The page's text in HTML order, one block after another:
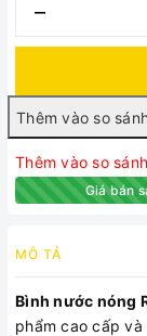
–
Thêm vào so sánh
Giá bán
MÔ TẢ
Bình nước nóng
phẩm cao cấp